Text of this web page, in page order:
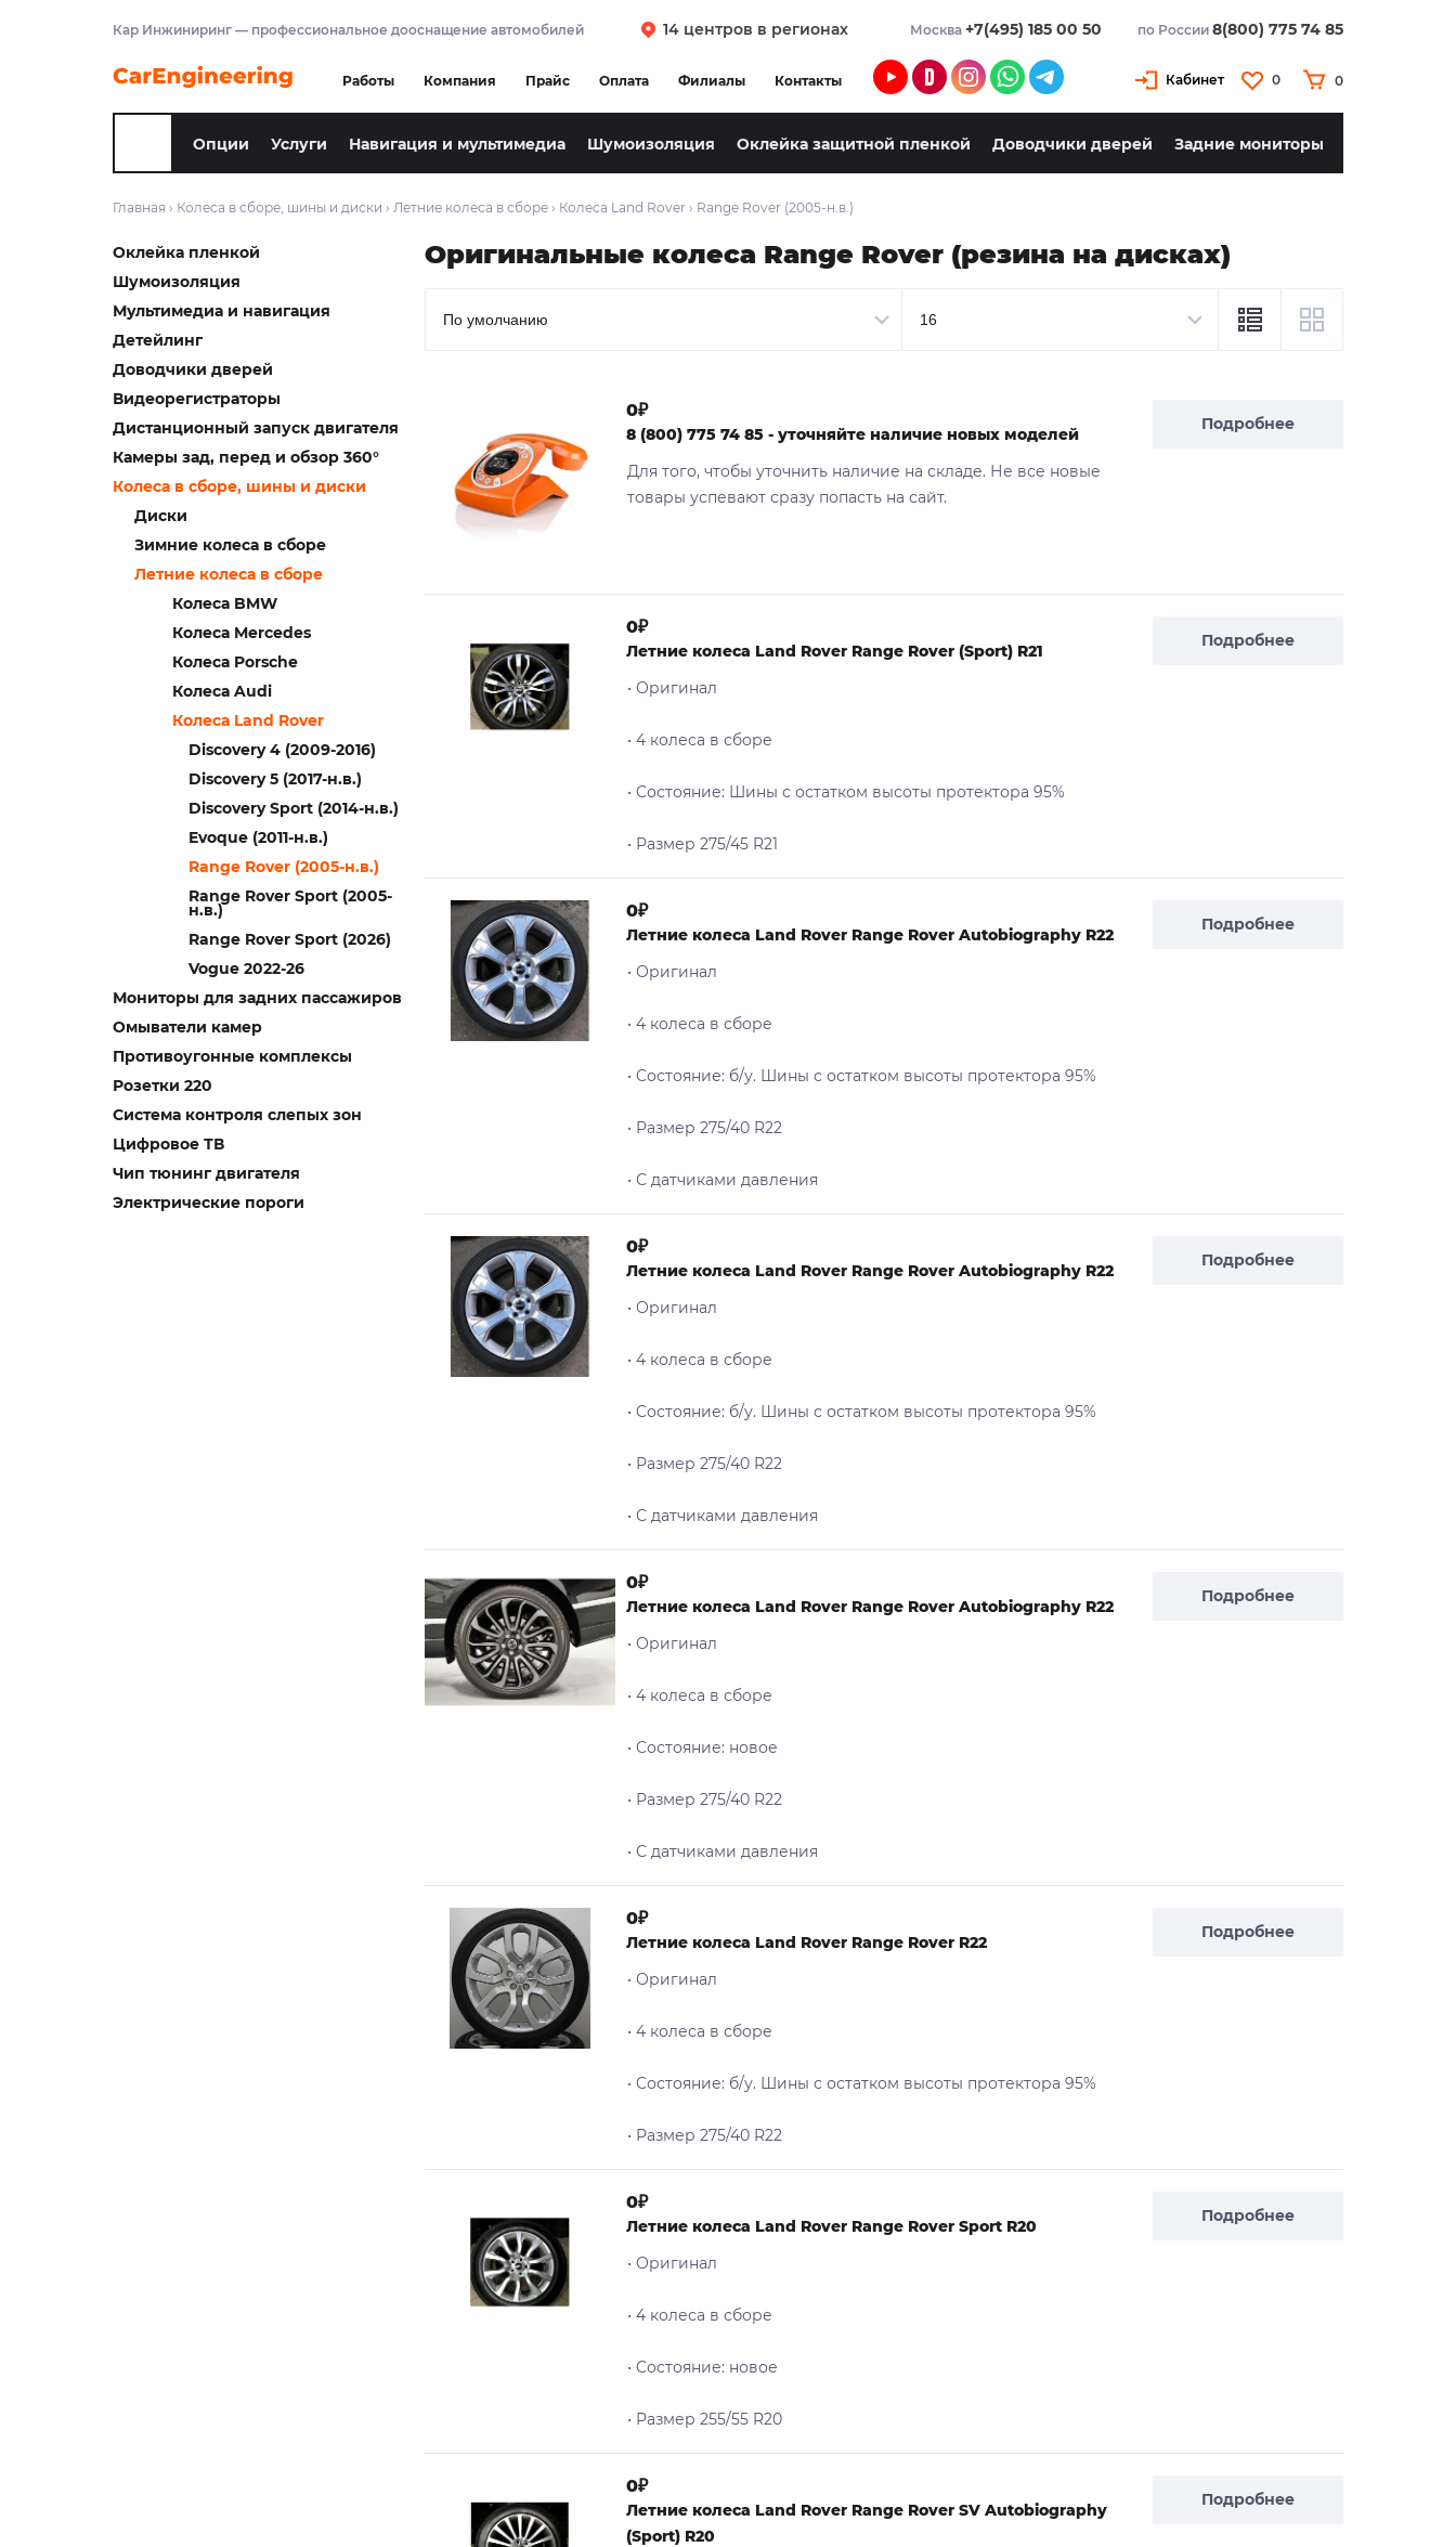
Кар Инжиниринг — профессиональное дооснащение автомобилей 14 центров в регионах Москва +7(495) 185 00 50 по России 8(800) 775 74 85
Работы Компания Прайс Оплата Филиалы Контакты Кабинет 0 0
Опции Услуги Навигация и мультимедиа Шумоизоляция Оклейка защитной пленкой Доводчики дверей Задние мониторы
Главная › Колеса в сборе, шины и диски › Летние колеса в сборе › Колеса Land Rover › Range Rover (2005-н.в.)
Оклейка пленкой
Шумоизоляция
Мультимедиа и навигация
Детейлинг
Доводчики дверей
Видеорегистраторы
Дистанционный запуск двигателя
Камеры зад, перед и обзор 360°
Колеса в сборе, шины и диски
Диски
Зимние колеса в сборе
Летние колеса в сборе
Колеса BMW
Колеса Mercedes
Колеса Porsche
Колеса Audi
Колеса Land Rover
Discovery 4 (2009-2016)
Discovery 5 (2017-н.в.)
Discovery Sport (2014-н.в.)
Evoque (2011-н.в.)
Range Rover (2005-н.в.)
Range Rover Sport (2005-
н.в.)
Range Rover Sport (2026)
Voguе 2022-26
Мониторы для задних пассажиров
Омыватели камер
Противоугонные комплексы
Розетки 220
Система контроля слепых зон
Цифровое ТВ
Чип тюнинг двигателя
Электрические пороги
Оригинальные колеса Range Rover (резина на дисках)
Подробнее
0₽
8 (800) 775 74 85 - уточняйте наличие новых моделей
Для того, чтобы уточнить наличие на складе. Не все новые
товары успевают сразу попасть на сайт.
Подробнее
0₽
Летние колеса Land Rover Range Rover (Sport) R21
• Оригинал
• 4 колеса в сборе
• Cостояние: Шины с остатком высоты протектора 95%
• Размер 275/45 R21
Подробнее
0₽
Летние колеса Land Rover Range Rover Autobiography R22
• Оригинал
• 4 колеса в сборе
• Cостояние: б/у. Шины с остатком высоты протектора 95%
• Размер 275/40 R22
• С датчиками давления
Подробнее
0₽
Летние колеса Land Rover Range Rover Autobiography R22
• Оригинал
• 4 колеса в сборе
• Cостояние: б/у. Шины с остатком высоты протектора 95%
• Размер 275/40 R22
• С датчиками давления
Подробнее
0₽
Летние колеса Land Rover Range Rover Autobiography R22
• Оригинал
• 4 колеса в сборе
• Cостояние: новое
• Размер 275/40 R22
• С датчиками давления
Подробнее
0₽
Летние колеса Land Rover Range Rover R22
• Оригинал
• 4 колеса в сборе
• Cостояние: б/у. Шины с остатком высоты протектора 95%
• Размер 275/40 R22
Подробнее
0₽
Летние колеса Land Rover Range Rover Sport R20
• Оригинал
• 4 колеса в сборе
• Cостояние: новое
• Размер 255/55 R20
Подробнее
0₽
Летние колеса Land Rover Range Rover SV Autobiography
(Sport) R20